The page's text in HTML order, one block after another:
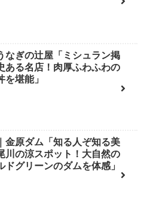
なぎの辻屋「ミシュラン掲
ある名店！肉厚ふわふわの
を堪能」
金原ダム「知る人ぞ知る美
川の涼スポット！大自然の
ドグリーンのダムを体感」